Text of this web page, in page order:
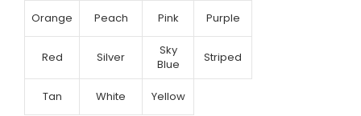
Orange Peach Pink Purple
Red Silver
Sky
Blue
Striped
Tan White Yellow